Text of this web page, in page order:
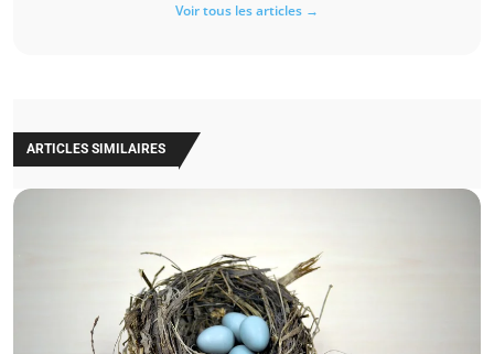
Voir tous les articles →
ARTICLES SIMILAIRES